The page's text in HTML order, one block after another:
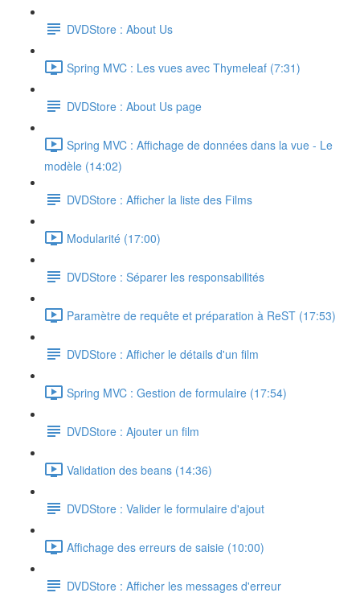
DVDStore : About Us
Spring MVC : Les vues avec Thymeleaf (7:31)
DVDStore : About Us page
Spring MVC : Affichage de données dans la vue - Le
modèle (14:02)
DVDStore : Afficher la liste des Films
Modularité (17:00)
DVDStore : Séparer les responsabilités
Paramètre de requête et préparation à ReST (17:53)
DVDStore : Afficher le détails d'un film
Spring MVC : Gestion de formulaire (17:54)
DVDStore : Ajouter un film
Validation des beans (14:36)
DVDStore : Valider le formulaire d'ajout
Affichage des erreurs de saisie (10:00)
DVDStore : Afficher les messages d'erreur